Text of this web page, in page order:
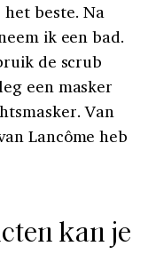
beste. Na
ik een bad.
de scrub
een masker
Van
Lancôme heb
kan je